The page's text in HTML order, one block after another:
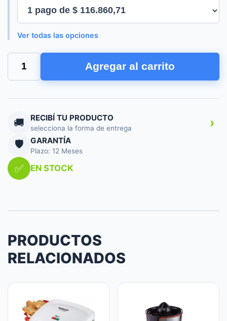
Ver todas las opciones
LILIANA
VENTILADOR
PIE
NEGRA
ASPAS
PLASTICAS
VPRN18
cantidad
Agregar al carrito
🚚 RECIBÍ TU PRODUCTO
selecciona la forma de entrega ›
🛡️ GARANTÍA
Plazo: 12 Meses
✅ EN STOCK
PRODUCTOS
RELACIONADOS